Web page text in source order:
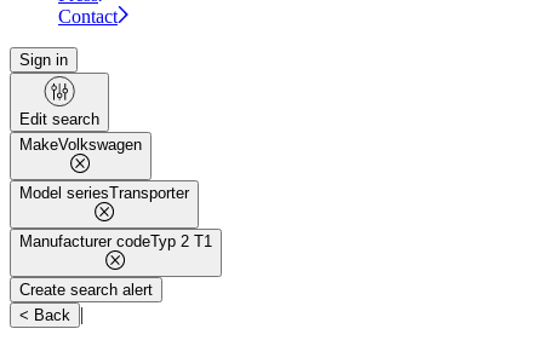
Contact
Sign in
Edit search
MakeVolkswagen
Model seriesTransporter
Manufacturer codeTyp 2 T1
Create search alert
< Back |